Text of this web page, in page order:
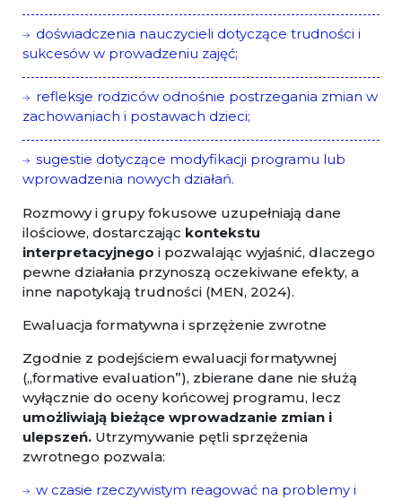
doświadczenia nauczycieli dotyczące trudności i
sukcesów w prowadzeniu zajęć;
refleksje rodziców odnośnie postrzegania zmian w
zachowaniach i postawach dzieci;
sugestie dotyczące modyfikacji programu lub
wprowadzenia nowych działań.
Rozmowy i grupy fokusowe uzupełniają dane
ilościowe, dostarczając kontekstu
interpretacyjnego i pozwalając wyjaśnić, dlaczego
pewne działania przynoszą oczekiwane efekty, a
inne napotykają trudności (MEN, 2024).
Ewaluacja formatywna i sprzężenie zwrotne
Zgodnie z podejściem ewaluacji formatywnej
(„formative evaluation”), zbierane dane nie służą
wyłącznie do oceny końcowej programu, lecz
umożliwiają bieżące wprowadzanie zmian i
ulepszeń. Utrzymywanie pętli sprzężenia
zwrotnego pozwala:
w czasie rzeczywistym reagować na problemy i